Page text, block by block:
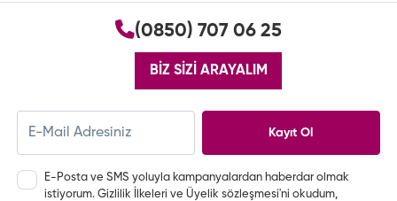
(0850) 707 06 25
BİZ SİZİ ARAYALIM
Kayıt Ol
E-Posta ve SMS yoluyla kampanyalardan haberdar olmak
istiyorum. Gizlilik İlkeleri ve Üyelik sözleşmesi'ni okudum,